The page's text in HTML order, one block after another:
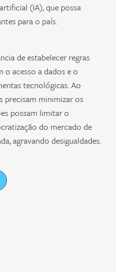
(IA), que possa
para o país.
de estabelecer regras
o acesso a dados e o
tecnológicas. Ao
precisam minimizar os
possam limitar o
do mercado de
agravando desigualdades.